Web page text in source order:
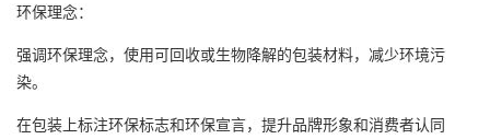
环保理念：
强调环保理念，使用可回收或生物降解的包装材料，减少环境污
染。
在包装上标注环保标志和环保宣言，提升品牌形象和消费者认同